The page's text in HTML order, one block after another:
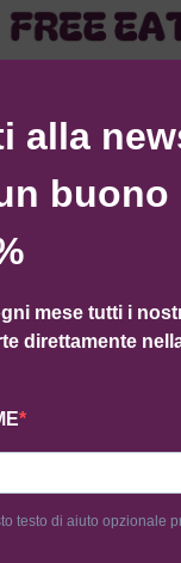
alla
buono
mese tutti i
direttamente
testo di aiuto opzionale
le box
Senza
tradizione da
Italia